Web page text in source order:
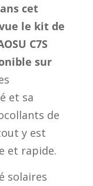
cet
le kit de
C7S
sur
et sa
de
y est
et rapide.
solaires